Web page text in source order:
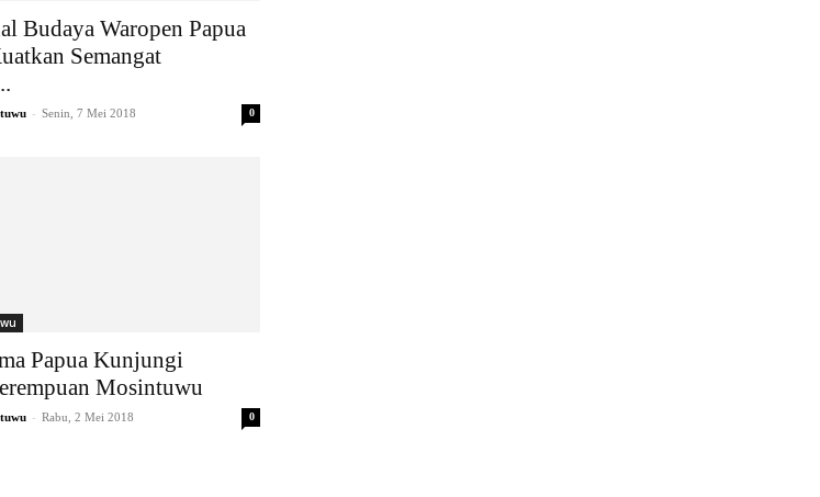
Budaya Waropen Papua
Semangat
- Senin, 7 Mei 2018 0
Papua Kunjungi
Mosintuwu
- Rabu, 2 Mei 2018 0